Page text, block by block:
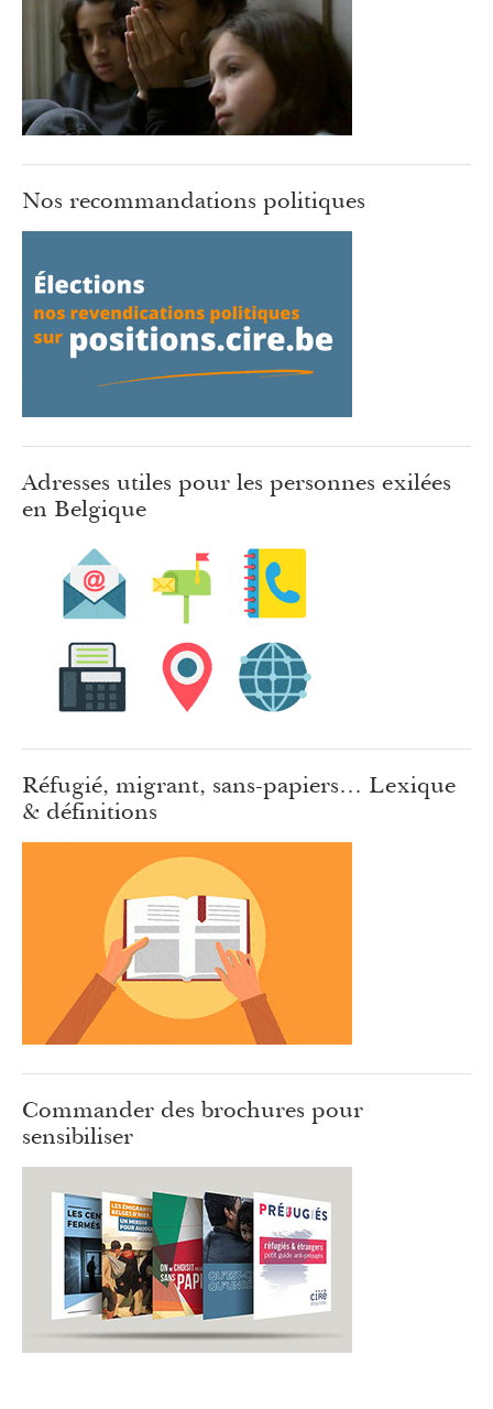
Nos recommandations politiques
Adresses utiles pour les personnes exilées
en Belgique
Réfugié, migrant, sans-papiers… Lexique
& définitions
Commander des brochures pour
sensibiliser